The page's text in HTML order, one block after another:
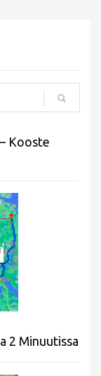
Kooste
2 Minuutissa